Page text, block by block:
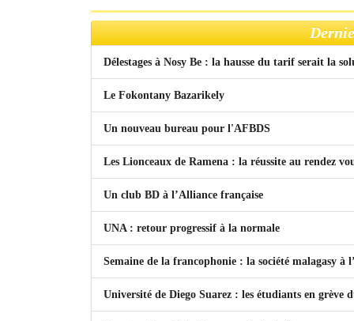
Délestages à Nosy Be : la hausse du tarif serait la
Le Fokontany Bazarikely
Un nouveau bureau pour l'AFBDS
Les Lionceaux de Ramena : la réussite au rendez
Un club BD à l’Alliance française
UNA : retour progressif à la normale
Semaine de la francophonie : la société malagasy à
Université de Diego Suarez : les étudiants en grève